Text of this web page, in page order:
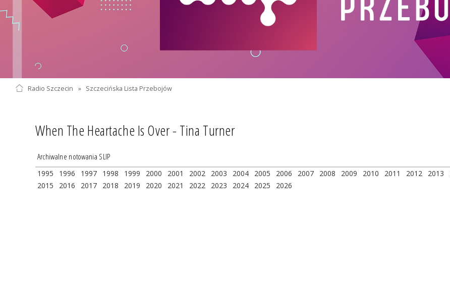
Radio Szczecin » Szczecińska Lista Przebojów
When The Heartache Is Over - Tina Turner
Archiwalne notowania SLIP
1995 1996 1997 1998 1999 2000 2001 2002 2003 2004 2005 2006 2007 2008 2009 2010 2011 2012 2013
2015
2016 2017 2018 2019 2020 2021 2022 2023 2024 2025 2026